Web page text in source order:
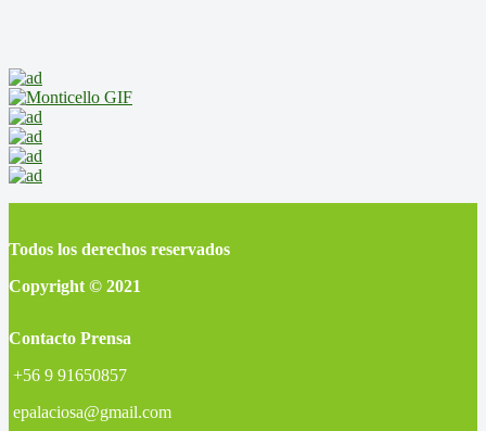
Todos los derechos reservados
Copyright © 2021
Contacto Prensa
+56 9 91650857
epalaciosa@gmail.com